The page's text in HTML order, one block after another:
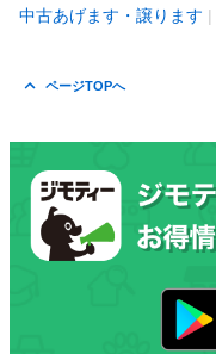
中古あげます・譲ります
ページTOPへ